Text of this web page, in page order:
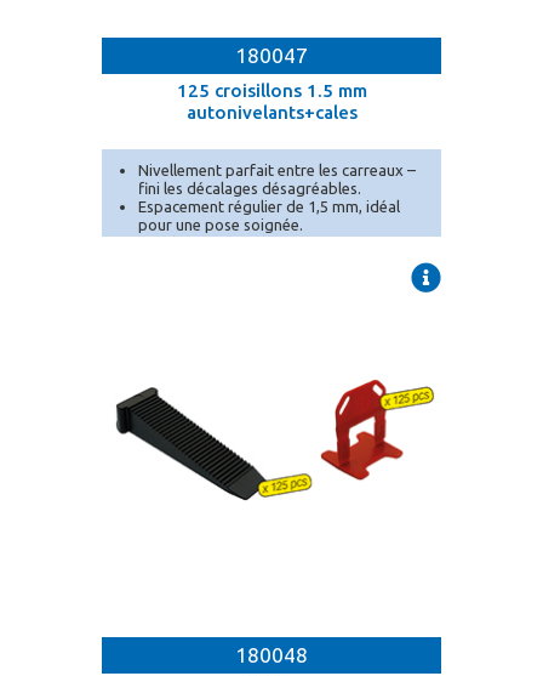
180047
125 croisillons 1.5 mm
autonivelants+cales
Nivellement parfait entre les carreaux –
fini les décalages désagréables.
Espacement régulier de 1,5 mm, idéal
pour une pose soignée.
Conditionnement en seau pratique pour
180048